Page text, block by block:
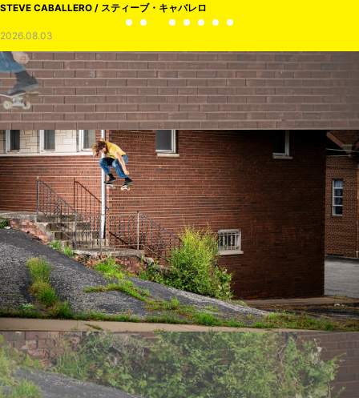
STEVE CABALLERO / スティーブ・キャバレロ
2026.08.03